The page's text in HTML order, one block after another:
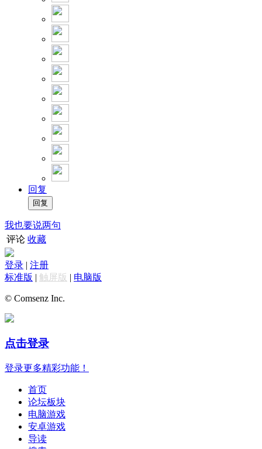
回复
我也要说两句
评论 收藏
登录 | 注册
标准版 | 触屏版 | 电脑版
© Comsenz Inc.
点击登录
登录更多精彩功能！
首页
论坛板块
电脑游戏
安卓游戏
导读